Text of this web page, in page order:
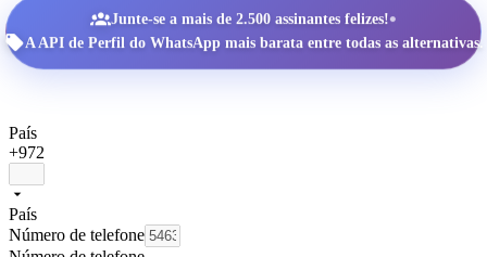
Junte-se a mais de 2.500 assinantes felizes!•
A API de Perfil do WhatsApp mais barata entre todas as alternativas.
País
+972
País
Número de telefone